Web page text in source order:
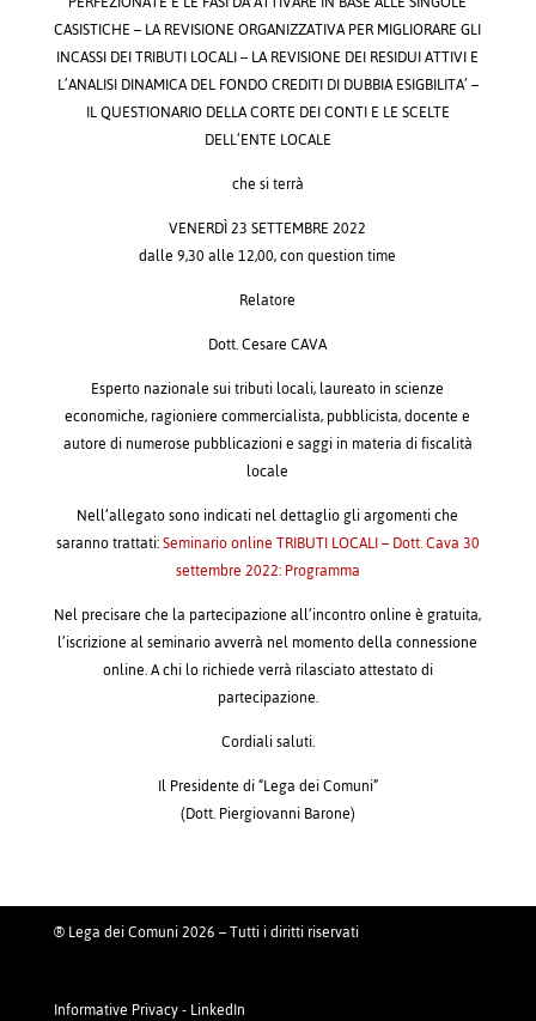
CASISTICHE – LA REVISIONE ORGANIZZATIVA PER MIGLIORARE GLI
INCASSI DEI TRIBUTI LOCALI – LA REVISIONE DEI RESIDUI ATTIVI E
L’ANALISI DINAMICA DEL FONDO CREDITI DI DUBBIA ESIGBILITA’ –
IL QUESTIONARIO DELLA CORTE DEI CONTI E LE SCELTE
DELL’ENTE LOCALE
che si terrà
VENERDÌ 23 SETTEMBRE 2022
dalle 9,30 alle 12,00, con question time
Relatore
Dott. Cesare CAVA
Esperto nazionale sui tributi locali, laureato in scienze
economiche, ragioniere commercialista, pubblicista, docente e
autore di numerose pubblicazioni e saggi in materia di fiscalità
locale
Nell’allegato sono indicati nel dettaglio gli argomenti che
saranno trattati:Seminario online TRIBUTI LOCALI – Dott. Cava 30
settembre 2022: Programma
Nel precisare che la partecipazione all’incontro online è gratuita,
l’iscrizione al seminario avverrà nel momento della connessione
online. A chi lo richiede verrà rilasciato attestato di
partecipazione.
Cordiali saluti.
Il Presidente di “Lega dei Comuni”
(Dott. Piergiovanni Barone)
® Lega dei Comuni 2026 – Tutti i diritti riservati
Informative Privacy-LinkedIn